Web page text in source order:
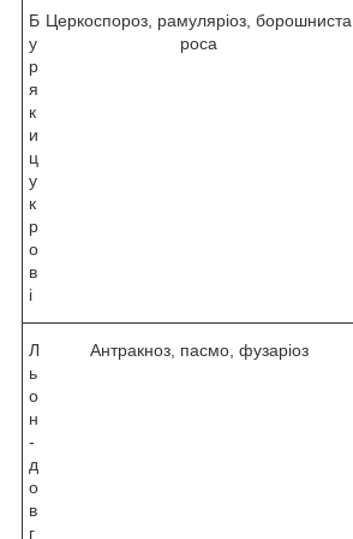
Б
у
р
я
к
и
ц
у
к
р
о
в
і
Церкоспороз, рамуляріоз, борошниста
роса
Л
ь
о
н
-
д
о
в
г
Антракноз, пасмо, фузаріоз